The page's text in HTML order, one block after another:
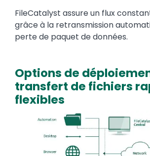
FileCatalyst assure un flux
grâce à la retransmission
perte de paquet de données.
Options de
transfert de fichiers
flexibles
Media
Image